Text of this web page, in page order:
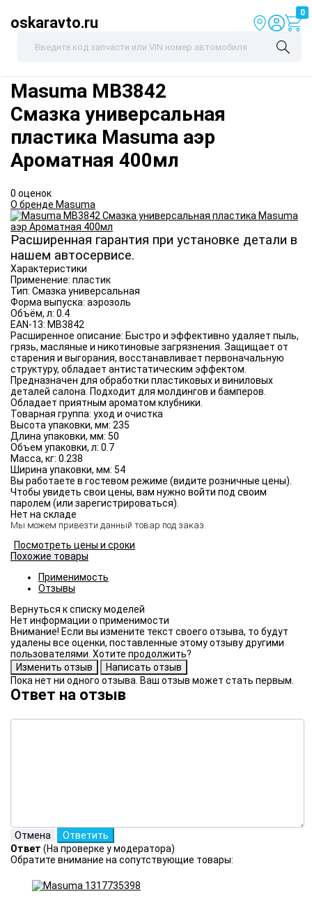
oskaravto.ru
0
Masuma MB3842
Смазка универсальная
пластика Masuma аэр
Ароматная 400мл
0 оценок
О бренде Masuma
Расширенная гарантия при установке детали в
нашем автосервисе.
Характеристики
Применение: пластик
Тип: Смазка универсальная
Форма выпуска: аэрозоль
Объём, л: 0.4
EAN-13: MB3842
Расширенное описание: Быстро и эффективно удаляет пыль,
грязь, масляные и никотиновые загрязнения. Защищает от
старения и выгорания, восстанавливает первоначальную
структуру, обладает антистатическим эффектом.
Предназначен для обработки пластиковых и виниловых
деталей салона. Подходит для молдингов и бамперов.
Обладает приятным ароматом клубники.
Товарная группа: уход и очистка
Высота упаковки, мм: 235
Длина упаковки, мм: 50
Объем упаковки, л: 0.7
Масса, кг: 0.238
Ширина упаковки, мм: 54
Вы работаете в гостевом режиме (видите розничные цены).
Чтобы увидеть свои цены, вам нужно войти под своим
паролем (или зарегистрироваться).
Нет на складе
Мы можем привезти данный товар под заказ.
Посмотреть цены и сроки
Похожие товары
Применимость
Отзывы
Нет информации о применимости
Внимание! Если вы измените текст своего отзыва, то будут
удалены все оценки, поставленные этому отзыву другими
пользователями. Хотите продолжить?
Пока нет ни одного отзыва. Ваш отзыв может стать первым.
Ответ на отзыв
Ответ (На проверке у модератора)
Обратите внимание на сопутствующие товары: